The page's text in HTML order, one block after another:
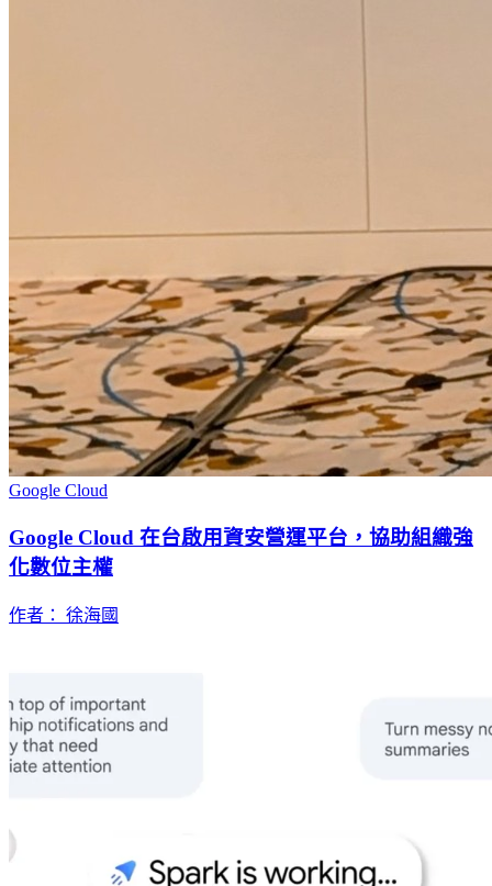
Google Cloud
Google Cloud 在台啟用資安營運平台，協助組織強
化數位主權
作者： 徐海國